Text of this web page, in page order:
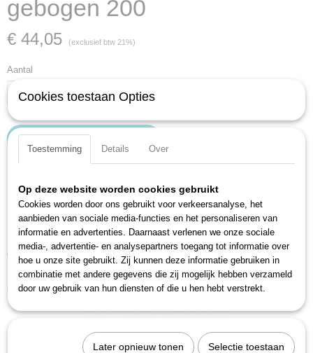
gebogen 200
€ 44,05 (exclusief btw 21%)
Aantal
IN WINKELWAGEN
Specificaties
Productcode
1841B-33
EAN code
4000896006434
Productcode leverancier
1841B-33
Omschrijving
Hoogglans verchroomd en voorzien van ergonomisch gevormde 2-
componenten handgrepen.
Duits fabricaat.
Ook interessant
Cookies toestaan Opties
Toestemming Details Over
Op deze website worden cookies gebruikt
Cookies worden door ons gebruikt voor verkeersanalyse, het
aanbieden van sociale media-functies en het personaliseren van
informatie en advertenties. Daarnaast verlenen we onze sociale
media-, advertentie- en analysepartners toegang tot informatie over
hoe u onze site gebruikt. Zij kunnen deze informatie gebruiken in
combinatie met andere gegevens die zij mogelijk hebben verzameld
door uw gebruik van hun diensten of die u hen hebt verstrekt.
Later opnieuw tonen Selectie toestaan